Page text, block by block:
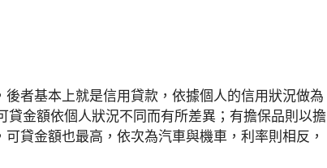
者基本上就是信用貸款，依據個人的信用狀況做為
金額依個人狀況不同而有所差異；有擔保品則以擔
貸金額也最高，依次為汽車與機車，利率則相反，